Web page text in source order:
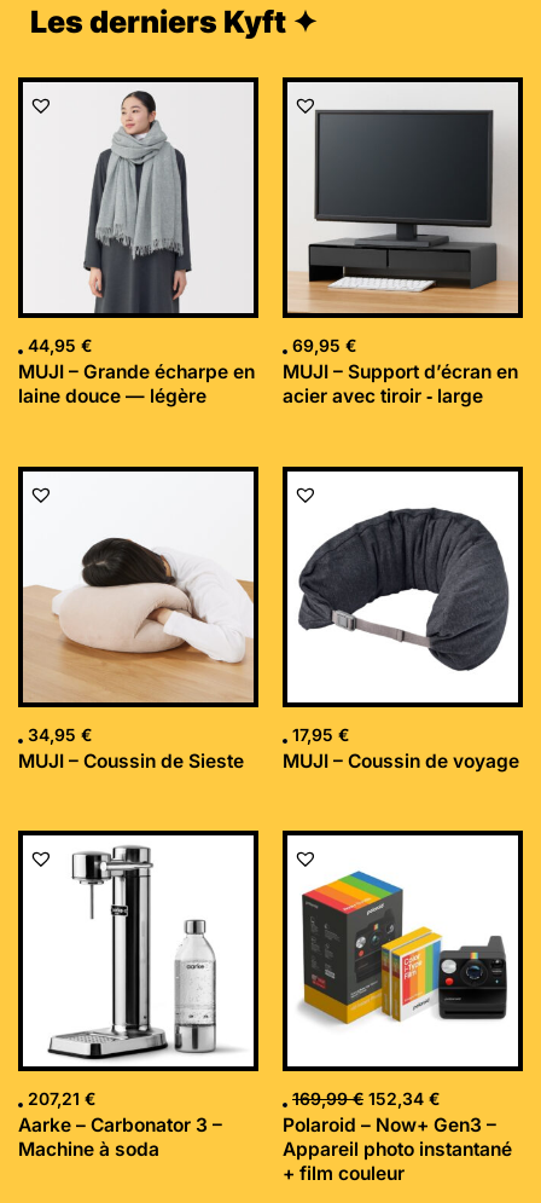
Les derniers Kyft ✦
44,95 €
MUJI – Grande écharpe en
laine douce — légère
69,95 €
MUJI – Support d’écran en
acier avec tiroir ‐ large
34,95 €
MUJI – Coussin de Sieste
17,95 €
MUJI – Coussin de voyage
207,21 €
Aarke – Carbonator 3 –
Machine à soda
169,99€
Le
initial
était :
169,99 €.
152,34 €
Le
Polaroid – Now+ Gen3 –
Appareil photo instantané
+ film couleur